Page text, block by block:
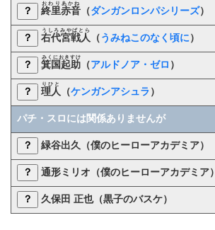
？ 終里赤音
おわりあかね
（ダンガンロンパシリーズ）
？ 右代宮戦人
うしろみやばとら
（ うみねこのなく頃に）
？ 箕国起助
みくにおきすけ
（アルドノア・ゼロ ）
？ 理人
りひと
（ケンガンアシュラ ）
パチ・スロには関係ありませんが
？ 緑谷出久（僕のヒーローアカデミア）
？ 通形ミリオ（僕のヒーローアカデミア）
？ 久保田 正也（黒子のバスケ）